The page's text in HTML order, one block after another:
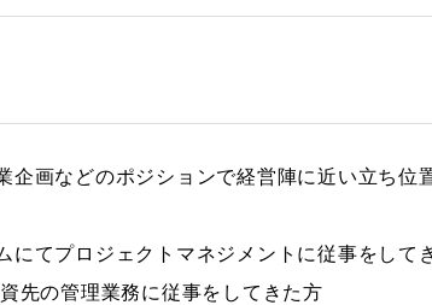
企画などのポジションで経営陣に近い立ち位
にてプロジェクトマネジメントに従事をして
先の管理業務に従事をしてきた方